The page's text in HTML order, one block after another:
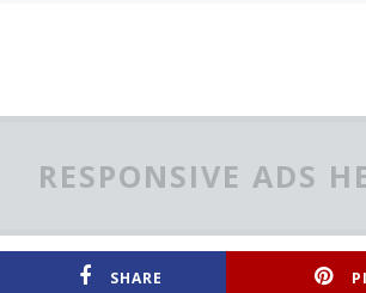
RESPONSIVE ADS
SHARE